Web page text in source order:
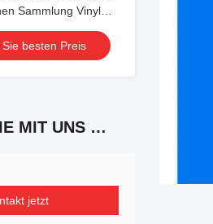
Sammlung Vinyl
Modell Spielzeug
besten Preis
TRETEN SIE MIT UNS IN VERBINDUNG
jetzt